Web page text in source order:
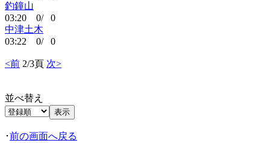
釣鐘山
03:20 0/ 0
中津土木
03:22 0/ 0
<前 2/3頁 次>
並べ替え
･前の画面へ戻る